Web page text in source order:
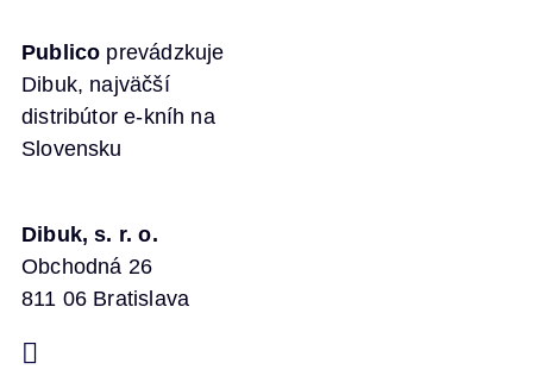
Publico prevádzkuje
Dibuk, najväčší
distribútor e-kníh na
Slovensku
Dibuk, s. r. o.
Obchodná 26
811 06 Bratislava